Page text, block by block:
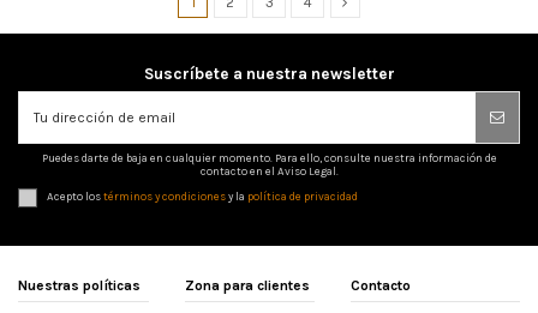
Suscríbete a nuestra newsletter
Puedes darte de baja en cualquier momento. Para ello, consulte nuestra información de
contacto en el Aviso Legal.
Acepto lostérminos y condicionesy la política de privacidad
Nuestras políticas Zona para clientes Contacto